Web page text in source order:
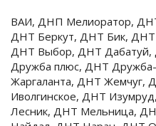
ВАИ, ДНП Мелиоратор,
ДНТ Беркут, ДНТ Бик, ДНТ
ДНТ Выбор, ДНТ
Дружба плюс, ДНТ
Жаргаланта, ДНТ Жемчуг,
Иволгинское, ДНТ
Лесник, ДНТ Мельница,